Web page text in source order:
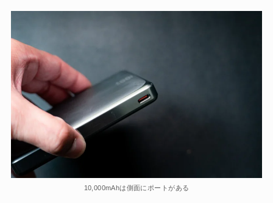
10,000mAhは側面にポートがある